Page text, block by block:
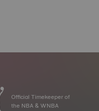
Official Timekeeper of
the NBA & WNBA